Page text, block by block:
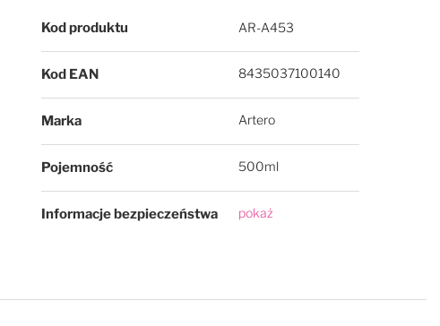
Więcej informacji
Kod produktu AR-A453
Kod EAN 8435037100140
Marka Artero
Pojemność 500ml
Informacje bezpieczeństwa pokaż